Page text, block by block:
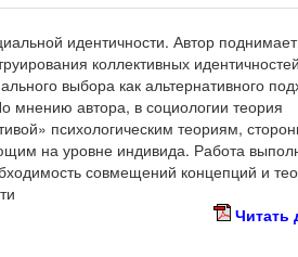
идентичности. Автор поднимает
коллективных
выбора как альтернативного
мнению автора, в социологии теория
психологическим теориям,
на уровне индивида. Работа
совмещений концепций и
Читать